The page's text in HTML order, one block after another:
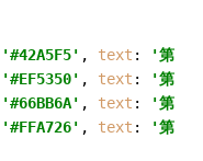
'#42A5F5' , text :
'第 1
'#EF5350' , text :
'第 2
'#66BB6A' , text :
'第 3
'#FFA726' , text :
'第 4